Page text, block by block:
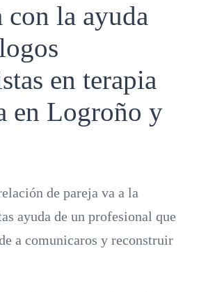
con la ayuda
en terapia
en Logroño y
de pareja va a la
ayuda de un profesional que
a comunicaros y reconstruir